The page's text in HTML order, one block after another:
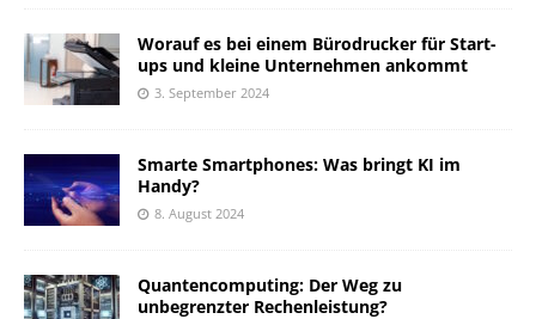
Worauf es bei einem Bürodrucker für Start-
ups und kleine Unternehmen ankommt
3. September 2024
Smarte Smartphones: Was bringt KI im
Handy?
8. August 2024
Quantencomputing: Der Weg zu
unbegrenzter Rechenleistung?